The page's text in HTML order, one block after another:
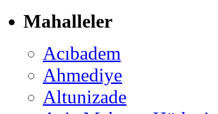
Mahalleler
Acıbadem
Ahmediye
Altunizade